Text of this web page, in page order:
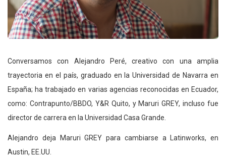
Conversamos con Alejandro Peré, creativo con una amplia
trayectoria en el país, graduado en la Universidad de Navarra en
España; ha trabajado en varias agencias reconocidas en Ecuador,
como: Contrapunto/BBDO, Y&R Quito, y Maruri GREY, incluso fue
director de carrera en la Universidad Casa Grande.
Alejandro deja Maruri GREY para cambiarse a Latinworks, en
Austin, EE.UU.